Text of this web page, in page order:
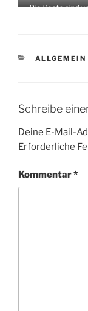
Die Boote sind
KATEGORIEN
ALLGEMEIN
Schreibe
Deine E-Mail-
Erforderliche
Kommentar*